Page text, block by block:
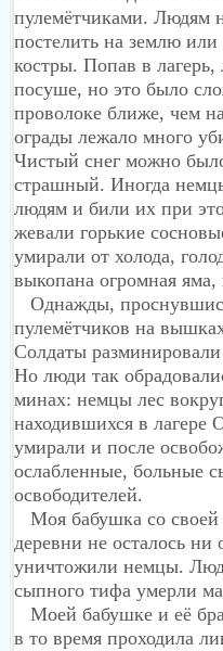
пулемётчиками. Людям
постелить на землю
костры. Попав в
посуше, но это было
проволоке ближе, чем
ограды лежало много
Чистый снег можно
страшный. Иногда
людям и били их при
жевали горькие
умирали от холода,
выкопана огромная
Однажды,
пулемётчиков на
Солдаты
Но люди так
минах: немцы лес
находившихся в лагере
умирали и после
ослабленные, больные
освободителей.
Моя бабушка со своей
деревни не осталось
уничтожили немцы.
сыпного тифа умерли
Моей бабушке и её
в то время проходила